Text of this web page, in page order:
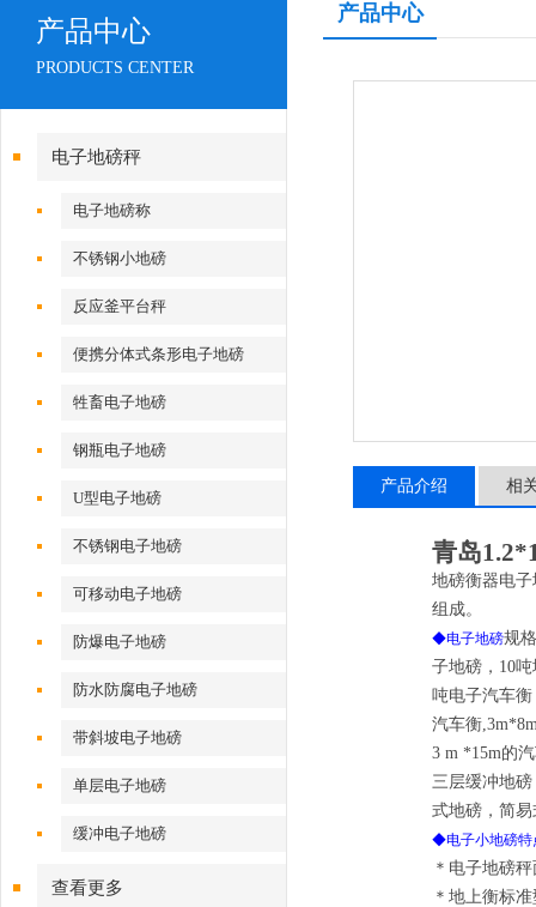
产品中心
PRODUCTS CENTER
电子地磅秤
电子地磅称
不锈钢小地磅
反应釜平台秤
便携分体式条形电子地磅
牲畜电子地磅
钢瓶电子地磅
U型电子地磅
不锈钢电子地磅
可移动电子地磅
防爆电子地磅
防水防腐电子地磅
带斜坡电子地磅
单层电子地磅
缓冲电子地磅
查看更多
产品中心
产品介绍 相
青岛
地磅衡器电
组成。
◆电子地磅规
子地磅，10
吨电子汽车衡
汽车衡
3 m *15m的
三层缓冲地
式地磅，简
◆电子小地磅特
＊电子地磅
＊地上衡标